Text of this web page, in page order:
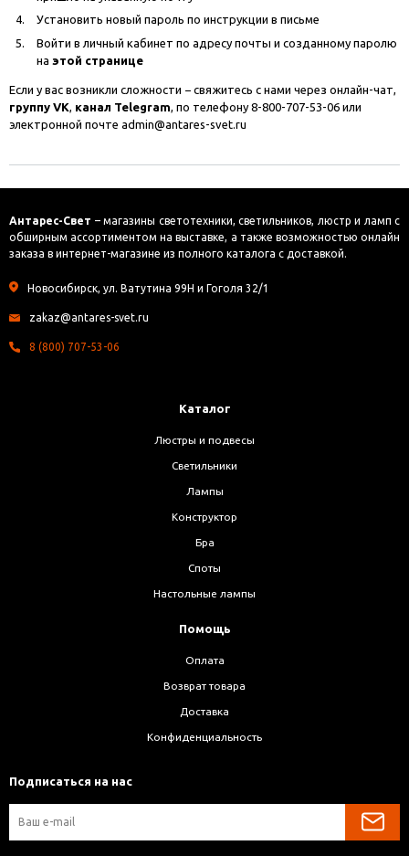
Установить новый пароль по инструкции в письме
Войти в личный кабинет по адресу почты и созданному паролю
на этой странице
Если у вас возникли сложности − свяжитесь с нами через онлайн-чат,
группу VK канал Telegram , по телефону 8-800-707-53-06 или
электронной почте admin@antares-svet.ru
Антарес-Свет – магазины светотехники, светильников, люстр и ламп с
обширным ассортиментом на выставке, а также возможностью онлайн
заказа в интернет-магазине из полного каталога с доставкой.
Новосибирск, ул. Ватутина 99Н и Гоголя 32/1
zakaz@antares-svet.ru
8 (800) 707-53-06
Каталог
Люстры и подвесы
Светильники
Лампы
Конструктор
Бра
Споты
Настольные лампы
Помощь
Оплата
Возврат товара
Доставка
Конфиденциальность
Подписаться на нас